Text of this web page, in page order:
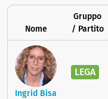
Nome
Gruppo
/ Partito
Ingrid Bisa
LEGA